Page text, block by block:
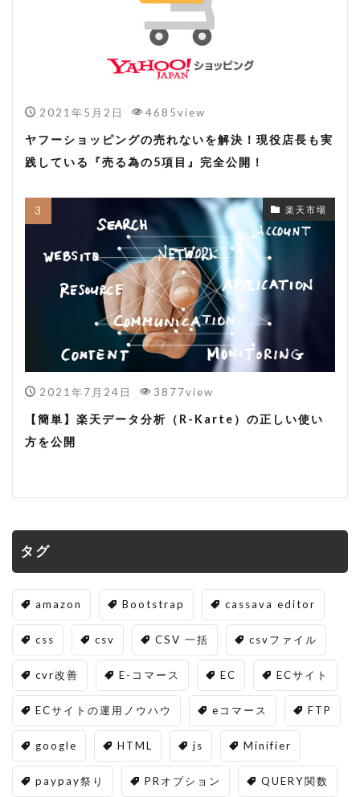
2021年5月2日 4685view
ヤフーショッピングの売れないを解決！現役店長も実
践している『売る為の5項目』完全公開！
楽天市場
2021年7月24日 3877view
【簡単】楽天データ分析（R-Karte）の正しい使い
方を公開
タグ
amazon Bootstrap cassava editor
css csv CSV 一括 csvファイル
cvr改善 E-コマース EC ECサイト
ECサイトの運用ノウハウ eコマース FTP
google HTML js Minifier
paypay祭り PRオプション QUERY関数